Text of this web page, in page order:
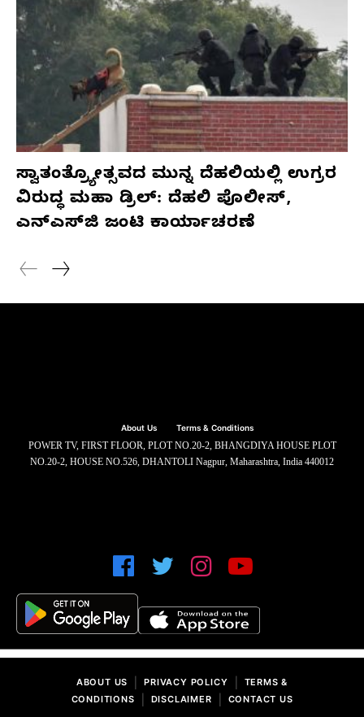
ಸ್ವಾತಂತ್ರ್ಯೋತ್ಸವದ ಮುನ್ನ ದೆಹಲಿಯಲ್ಲಿ ಉಗ್ರರ
ವಿರುದ್ಧ ಮಹಾ ಡ್ರಿಲ್: ದೆಹಲಿ ಪೊಲೀಸ್,
ಎನ್‌ಎಸ್‌ಜಿ ಜಂಟಿ ಕಾರ್ಯಾಚರಣೆ
About Us Terms & Conditions
POWER TV, FIRST FLOOR, PLOT NO.20-2, BHANGDIYA HOUSE PLOT
NO.20-2, HOUSE NO.526, DHANTOLI Nagpur, Maharashtra, India 440012
ABOUT US PRIVACY POLICY
TERMS &
CONDITIONS
DISCLAIMER CONTACT US